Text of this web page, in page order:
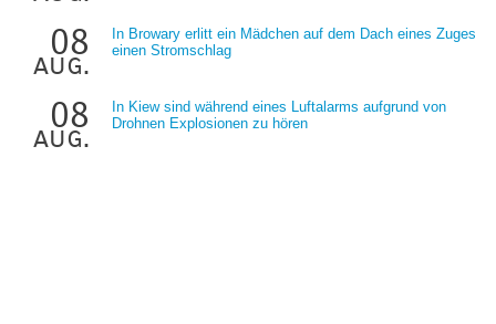
08
aug.
In Browary erlitt ein Mädchen auf dem Dach eines Zuges
einen Stromschlag
08
aug.
In Kiew sind während eines Luftalarms aufgrund von
Drohnen Explosionen zu hören